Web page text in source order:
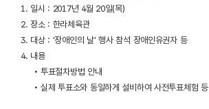
1. 일시 : 2017년 4월 20일(목)
2. 장소 : 한라체육관
3. 대상 : ‘장애인의 날’ 행사 참석 장애인유권자 등
4. 내용
• 투표절차방법 안내
• 실제 투표소와 동일하게 설비하여 사전투표체험 등